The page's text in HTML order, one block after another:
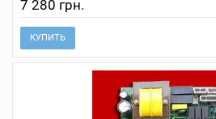
7 280 грн.
КУПИТЬ